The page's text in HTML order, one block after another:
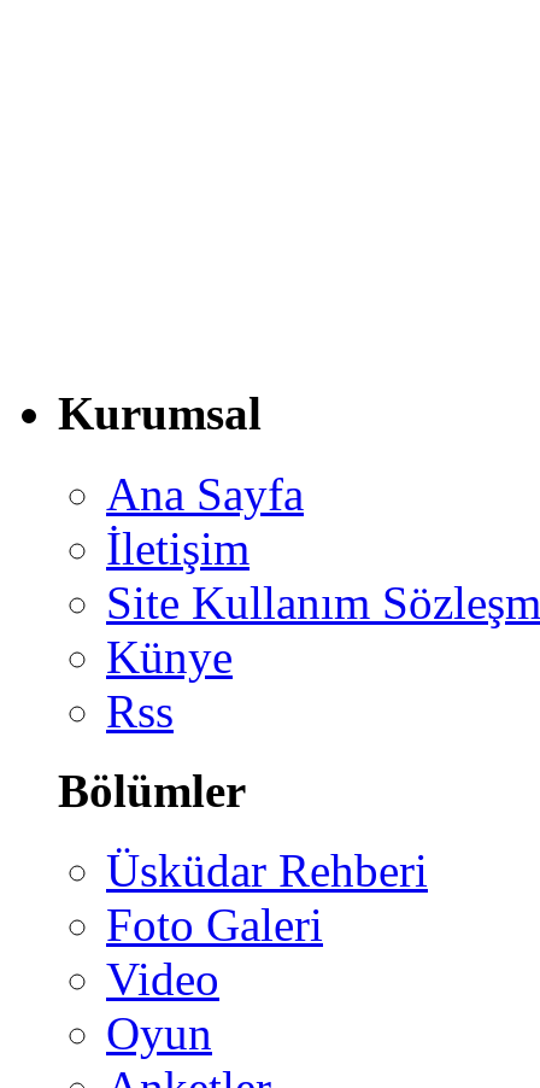
Kurumsal
Ana Sayfa
İletişim
Site Kullanım
Künye
Rss
Bölümler
Üsküdar Rehberi
Foto Galeri
Video
Oyun